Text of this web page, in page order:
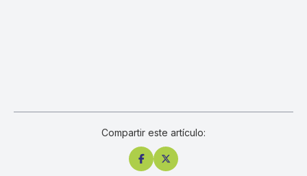
Compartir este artículo:
 